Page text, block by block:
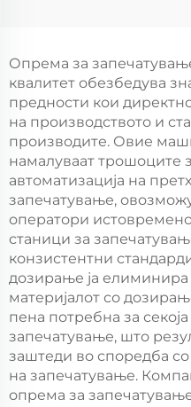
Шасија Кабинетски
Врата Пенска Машина
Опрема за
квалитет обезбедува
предности кои
на производството и
производите. Овие
намалуваат трошоците
автоматизација на
запечатување,
оператори
станици за
конзистентни
дозирање ја елиминира
материјалот со
пена потребна за
запечатување, што
заштеди во споредба
на запечатување.
опрема за